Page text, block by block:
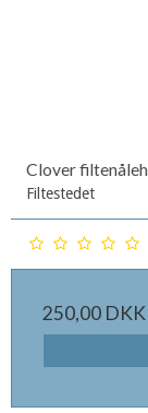
Clover
Filtestedet
250,00 DKK